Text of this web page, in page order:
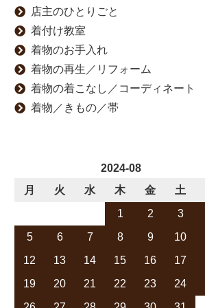
店主のひとりごと
着付け教室
着物のお手入れ
着物の再生／リフォーム
着物の着こなし／コーディネート
着物／きもの／帯
2024-08
月
火 水 木 金 土
1
2 3
5
6 7 8 9 10
12
13 14 15 16 17
19
20 21 22 23 24